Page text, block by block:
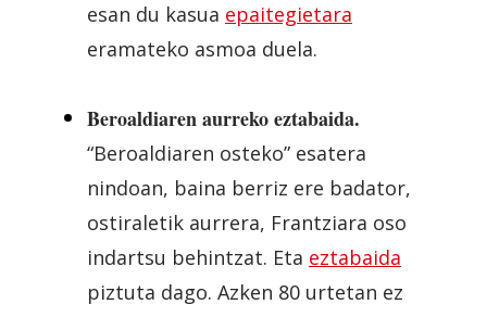
esan du kasua epaitegietara
eramateko asmoa duela.
Beroaldiaren aurreko eztabaida.
“Beroaldiaren osteko” esatera
nindoan, baina berriz ere badator,
ostiraletik aurrera, Frantziara oso
indartsu behintzat. Eta eztabaida
piztuta dago. Azken 80 urtetan ez